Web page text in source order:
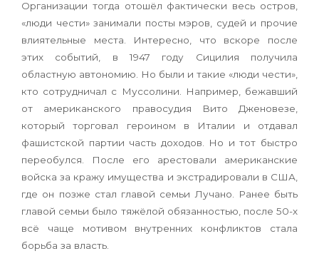
Организации тогда отошёл фактически весь остров,
«люди чести» занимали посты мэров, судей и прочие
влиятельные места. Интересно, что вскоре после
этих событий, в 1947 году Сицилия получила
областную автономию. Но были и такие «люди чести»,
кто сотрудничал с Муссолини. Например, бежавший
от американского правосудия Вито Дженовезе,
который торговал героином в Италии и отдавал
фашистской партии часть доходов. Но и тот быстро
переобулся. После его арестовали американские
войска за кражу имущества и экстрадировали в США,
где он позже стал главой семьи Лучано. Ранее быть
главой семьи было тяжёлой обязанностью, после 50-х
всё чаще мотивом внутренних конфликтов стала
борьба за власть.